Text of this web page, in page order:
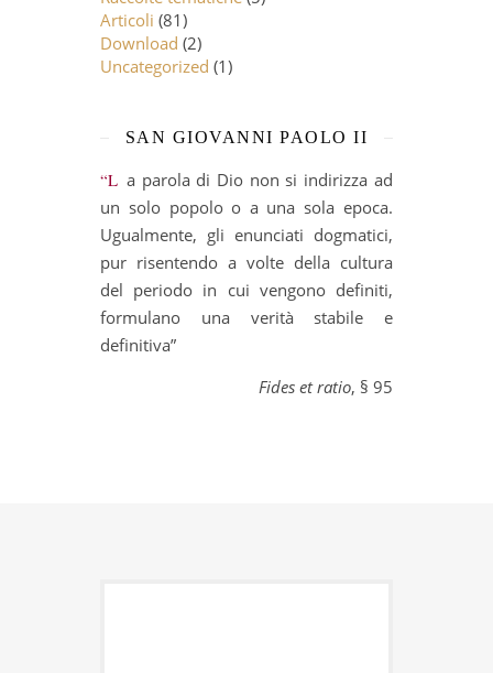
Articoli (81)
Download (2)
Uncategorized (1)
SAN GIOVANNI PAOLO II
“La parola di Dio non si indirizza ad
un solo popolo o a una sola epoca.
Ugualmente, gli enunciati dogmatici,
pur risentendo a volte della cultura
del periodo in cui vengono definiti,
formulano una verità stabile e
definitiva”
Fides et ratio, § 95